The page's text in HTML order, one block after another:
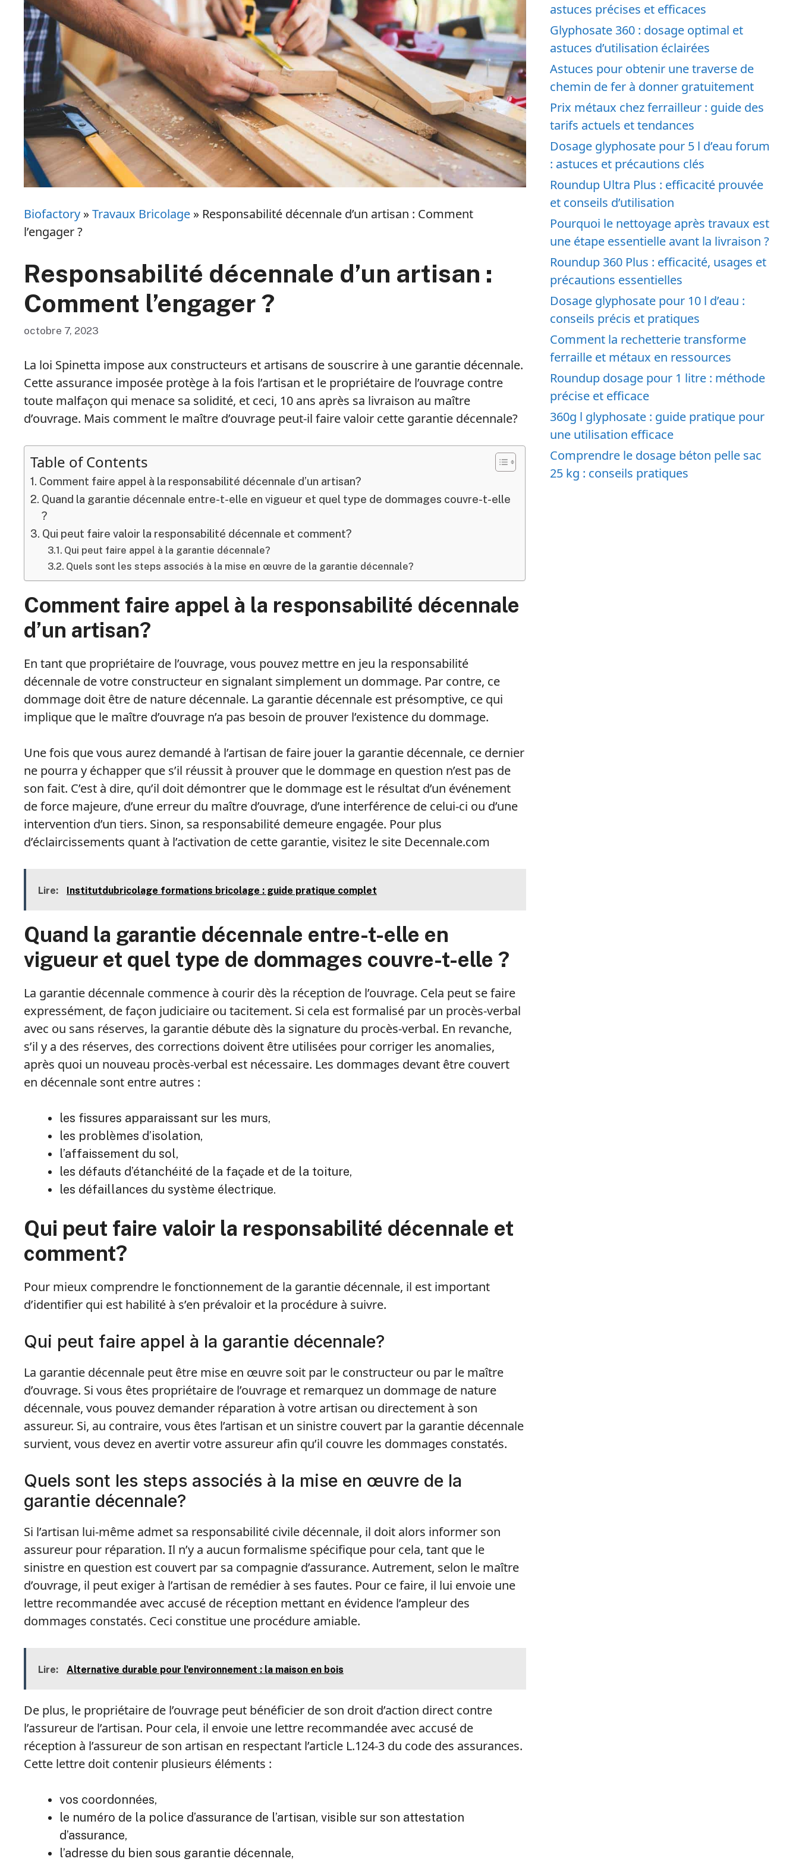
Biofactory »Travaux Bricolage » Responsabilité décennale d’un artisan : Comment
l’engager ?
Responsabilité décennale d’un artisan :
Comment l’engager ?
octobre 7, 2023
La loi Spinetta impose aux constructeurs et artisans de souscrire à une garantie décennale.
Cette assurance imposée protège à la fois l’artisan et le propriétaire de l’ouvrage contre
toute malfaçon qui menace sa solidité, et ceci, 10 ans après sa livraison au maître
d’ouvrage. Mais comment le maître d’ouvrage peut-il faire valoir cette garantie décennale?
Table of Contents
Comment faire appel à la responsabilité décennale d’un artisan?
Quand la garantie décennale entre-t-elle en vigueur et quel type de dommages couvre-t-elle
?
Qui peut faire valoir la responsabilité décennale et comment?
Qui peut faire appel à la garantie décennale?
Quels sont les steps associés à la mise en œuvre de la garantie décennale?
Comment faire appel à la responsabilité décennale
d’un artisan?
En tant que propriétaire de l’ouvrage, vous pouvez mettre en jeu la responsabilité
décennale de votre constructeur en signalant simplement un dommage. Par contre, ce
dommage doit être de nature décennale. La garantie décennale est présomptive, ce qui
implique que le maître d’ouvrage n’a pas besoin de prouver l’existence du dommage.
Une fois que vous aurez demandé à l’artisan de faire jouer la garantie décennale, ce dernier
ne pourra y échapper que s’il réussit à prouver que le dommage en question n’est pas de
son fait. C’est à dire, qu’il doit démontrer que le dommage est le résultat d’un événement
de force majeure, d’une erreur du maître d’ouvrage, d’une interférence de celui-ci ou d’une
intervention d’un tiers. Sinon, sa responsabilité demeure engagée. Pour plus
d’éclaircissements quant à l’activation de cette garantie, visitez le site Decennale.com
Lire: Institutdubricolage formations bricolage : guide pratique complet
Quand la garantie décennale entre-t-elle en
vigueur et quel type de dommages couvre-t-elle ?
La garantie décennale commence à courir dès la réception de l’ouvrage. Cela peut se faire
expressément, de façon judiciaire ou tacitement. Si cela est formalisé par un procès-verbal
avec ou sans réserves, la garantie débute dès la signature du procès-verbal. En revanche,
s’il y a des réserves, des corrections doivent être utilisées pour corriger les anomalies,
après quoi un nouveau procès-verbal est nécessaire. Les dommages devant être couvert
en décennale sont entre autres :
les fissures apparaissant sur les murs,
les problèmes d’isolation,
l’affaissement du sol,
les défauts d’étanchéité de la façade et de la toiture,
les défaillances du système électrique.
Qui peut faire valoir la responsabilité décennale et
comment?
Pour mieux comprendre le fonctionnement de la garantie décennale, il est important
d’identifier qui est habilité à s’en prévaloir et la procédure à suivre.
Qui peut faire appel à la garantie décennale?
La garantie décennale peut être mise en œuvre soit par le constructeur ou par le maître
d’ouvrage. Si vous êtes propriétaire de l’ouvrage et remarquez un dommage de nature
décennale, vous pouvez demander réparation à votre artisan ou directement à son
assureur. Si, au contraire, vous êtes l’artisan et un sinistre couvert par la garantie décennale
survient, vous devez en avertir votre assureur afin qu’il couvre les dommages constatés.
Quels sont les steps associés à la mise en œuvre de la
garantie décennale?
Si l’artisan lui-même admet sa responsabilité civile décennale, il doit alors informer son
assureur pour réparation. Il n’y a aucun formalisme spécifique pour cela, tant que le
sinistre en question est couvert par sa compagnie d’assurance. Autrement, selon le maître
d’ouvrage, il peut exiger à l’artisan de remédier à ses fautes. Pour ce faire, il lui envoie une
lettre recommandée avec accusé de réception mettant en évidence l’ampleur des
dommages constatés. Ceci constitue une procédure amiable.
Lire: Alternative durable pour l'environnement : la maison en bois
De plus, le propriétaire de l’ouvrage peut bénéficier de son droit d’action direct contre
l’assureur de l’artisan. Pour cela, il envoie une lettre recommandée avec accusé de
réception à l’assureur de son artisan en respectant l’article L.124-3 du code des assurances.
Cette lettre doit contenir plusieurs éléments :
vos coordonnées,
le numéro de la police d’assurance de l’artisan, visible sur son attestation
d’assurance,
l’adresse du bien sous garantie décennale,
astuces précises et efficaces
Glyphosate 360 : dosage optimal et
astuces d’utilisation éclairées
Astuces pour obtenir une traverse de
chemin de fer à donner gratuitement
Prix métaux chez ferrailleur : guide des
tarifs actuels et tendances
Dosage glyphosate pour 5 l d’eau forum
: astuces et précautions clés
Roundup Ultra Plus : efficacité prouvée
et conseils d’utilisation
Pourquoi le nettoyage après travaux est
une étape essentielle avant la livraison ?
Roundup 360 Plus : efficacité, usages et
précautions essentielles
Dosage glyphosate pour 10 l d’eau :
conseils précis et pratiques
Comment la rechetterie transforme
ferraille et métaux en ressources
Roundup dosage pour 1 litre : méthode
précise et efficace
360g l glyphosate : guide pratique pour
une utilisation efficace
Comprendre le dosage béton pelle sac
25 kg : conseils pratiques